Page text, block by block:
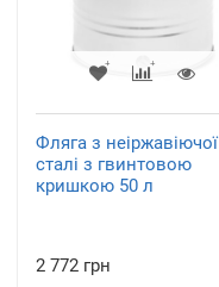
Фляга з неіржавіючої
сталі з гвинтовою
кришкою 50 л
2 772 грн